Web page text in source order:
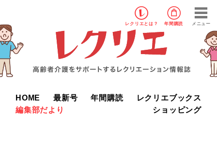
レクリエ とは？ 年間購読 メニュー
HOME 最新号 年間購読
レクリエブックス
編集部だより
ショッピング